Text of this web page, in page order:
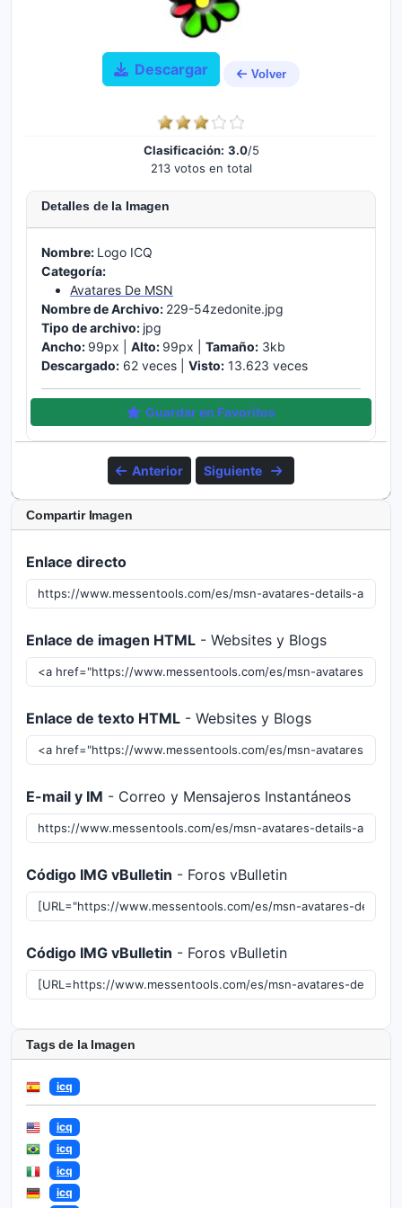
Descargar Volver
Clasificación: 3.0/5
213 votos en total
Detalles de la Imagen
Nombre: Logo ICQ
Categoría:
Avatares De MSN
Nombre de Archivo: 229-54zedonite.jpg
Tipo de archivo: jpg
Ancho: 99px | Alto: 99px | Tamaño: 3kb
Descargado: 62 veces | Visto: 13.623 veces
Guardar en Favoritos
Anterior Siguiente
Compartir Imagen
Enlace directo
Enlace de imagen HTML - Websites y Blogs
Enlace de texto HTML - Websites y Blogs
E-mail y IM - Correo y Mensajeros Instantáneos
Código IMG vBulletin - Foros vBulletin
Código IMG vBulletin - Foros vBulletin
Tags de la Imagen
icq
icq
icq
icq
icq